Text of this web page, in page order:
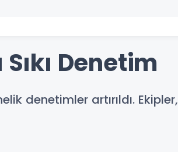
Denetim
denetimler artırıldı. Ekipler,